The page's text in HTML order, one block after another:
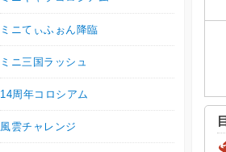
ミニてぃふぉん降臨
ミニ三国ラッシュ
14周年コロシアム
風雲チャレンジ